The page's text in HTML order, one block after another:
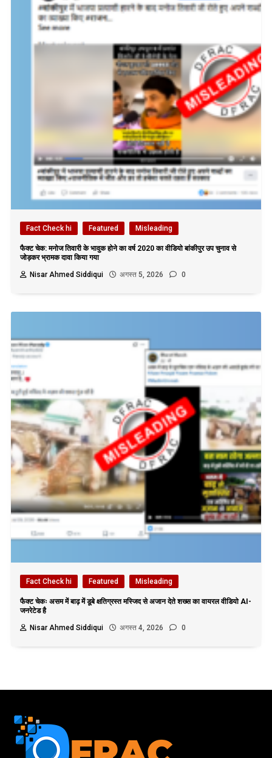
Fact Check hi Featured Misleading
फैक्ट चेक: मनोज तिवारी के भावुक होने का वर्ष 2020 का वीडियो बांकीपुर उप चुनाव से
जोड़कर भ्रामक दावा किया गया
Nisar Ahmed Siddiqui
अगस्त 5, 2026 0
Fact Check hi Featured Misleading
फैक्ट चेकः असम में बाढ़ में डूबे क्षतिग्रस्त मस्जिद से अजान देते शख्स का वायरल वीडियो AI-
जनरेटेड है
Nisar Ahmed Siddiqui
अगस्त 4, 2026 0